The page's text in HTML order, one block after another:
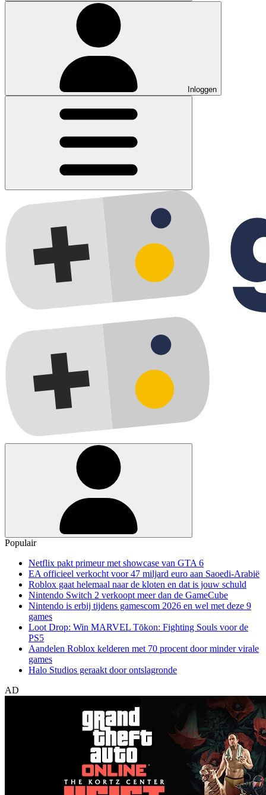
Inloggen
Populair
Netflix pakt primeur met showcase van GTA 6
EA officieel verkocht voor 47 miljard euro aan Saoedi-Arabië
Roblox gaat helemaal naar de kloten en dat is jouw schuld
Nintendo Switch 2 verkoopt meer dan de GameCube
Nintendo is erbij tijdens gamescom 2026 en wel met deze 9
games
Loot Drop: Win MARVEL Tōkon: Fighting Souls voor de
PS5
Aandelen Roblox kelderen met 70 procent door minder virale
games
Halo Studios geraakt door ontslagronde
AD